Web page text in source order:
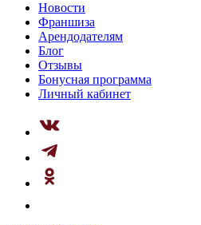
Новости
Франшиза
Арендодателям
Блог
Отзывы
Бонусная программа
Личный кабинет